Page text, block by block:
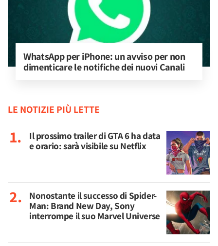
WhatsApp per iPhone: un avviso per non
dimenticare le notifiche dei nuovi Canali
LE NOTIZIE PIÙ LETTE
Il prossimo trailer di GTA 6 ha data
e orario: sarà visibile su Netflix
Nonostante il successo di Spider-
Man: Brand New Day, Sony
interrompe il suo Marvel Universe